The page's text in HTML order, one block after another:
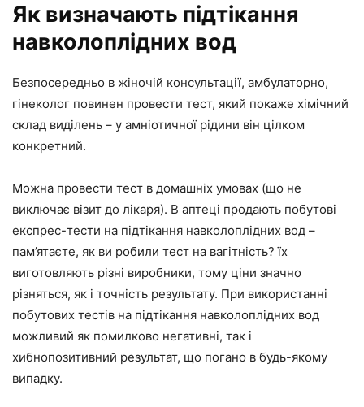
Як визначають підтікання
навколоплідних вод
Безпосередньо в жіночій консультації, амбулаторно,
гінеколог повинен провести тест, який покаже хімічний
склад виділень – у амніотичної рідини він цілком
конкретний.
Можна провести тест в домашніх умовах (що не
виключає візит до лікаря). В аптеці продають побутові
експрес-тести на підтікання навколоплідних вод –
пам’ятаєте, як ви робили тест на вагітність? їх
виготовляють різні виробники, тому ціни значно
різняться, як і точність результату. При використанні
побутових тестів на підтікання навколоплідних вод
можливий як помилково негативні, так і
хибнопозитивний результат, що погано в будь-якому
випадку.